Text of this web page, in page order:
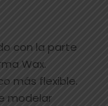
con la parte
Wax.
más flexible.
modelar